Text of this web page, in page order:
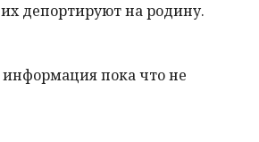
их депортируютнародину.
информацияпокачтоне